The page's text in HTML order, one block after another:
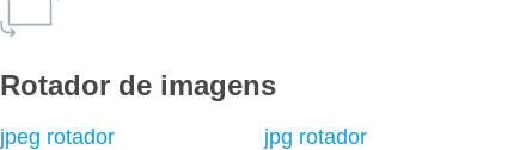
Rotador de imagens
jpeg rotador
jpg rotador